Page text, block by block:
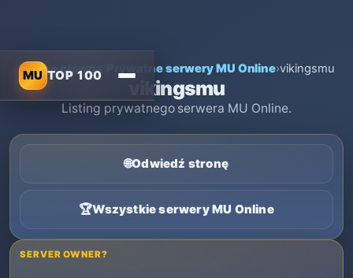
MU TOP 100
Strona główna Prywatne serwery MU Online›vikingsmu
vikingsmu
Listing prywatnego serwera MU Online.
🌐Odwiedź stronę
🏆Wszystkie serwery MU Online
SERVER OWNER?